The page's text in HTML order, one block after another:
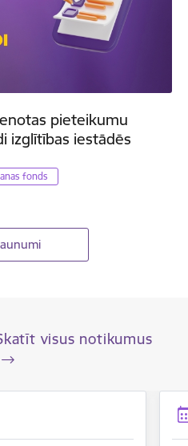
pieteikumu
izglītības iestādēs
fonds
visus notikumus